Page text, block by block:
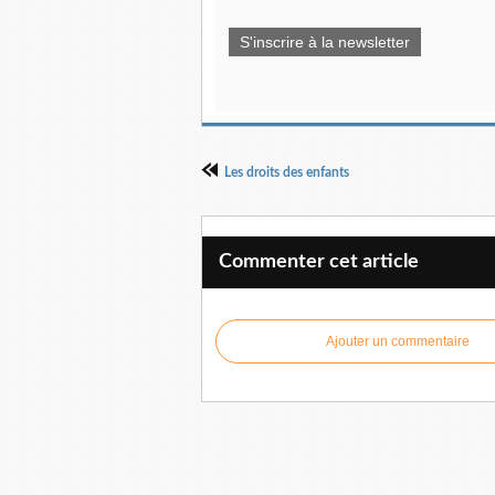
S'inscrire à la newsletter
Les droits des enfants
Commenter cet article
Ajouter un commentaire